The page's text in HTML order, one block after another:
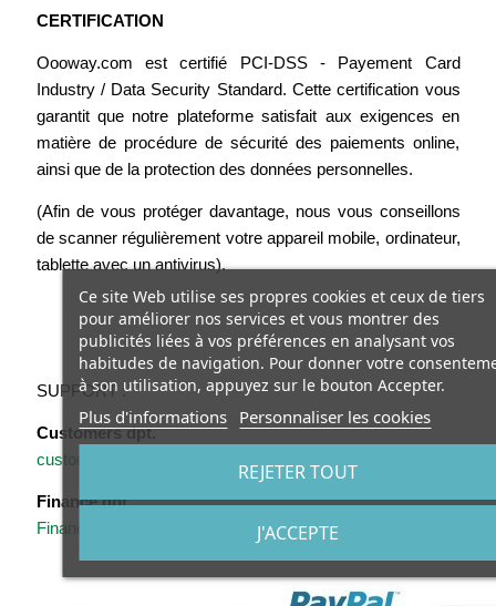
CERTIFICATION
Oooway.com est certifié PCI-DSS - Payement Card
Industry / Data Security Standard. Cette certification vous
garantit que notre plateforme satisfait aux exigences en
matière de procédure de sécurité des paiements online,
ainsi que de la protection des données personnelles.
(Afin de vous protéger davantage, nous vous conseillons
de scanner régulièrement votre appareil mobile, ordinateur,
tablette avec un antivirus).
SUPPORT :
Customers dpt.
customers@oooway.com
Finance dpt.
Finance@oooway.com
Ce site Web utilise ses propres cookies et ceux de tiers
pour améliorer nos services et vous montrer des
publicités liées à vos préférences en analysant vos
habitudes de navigation. Pour donner votre
à son utilisation, appuyez sur le bouton Accepter.
Plus d'informations Personnaliser les cookies
REJETER TOUT
J'ACCEPTE